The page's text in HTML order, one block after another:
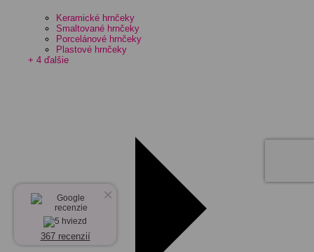
Keramické hrnčeky
Smaltované hrnčeky
Porcelánové hrnčeky
Plastové hrnčeky
+ 4 ďalšie
×
367 recenzií